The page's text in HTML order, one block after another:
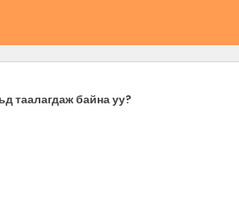
таалагдаж байна уу?